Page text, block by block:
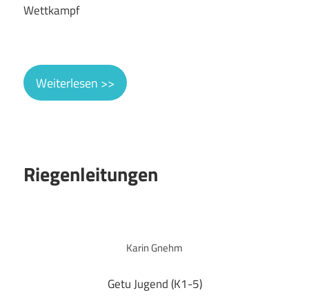
Wettkampf
Weiterlesen >>
Riegenleitungen
Karin Gnehm
Getu Jugend (K1-5)